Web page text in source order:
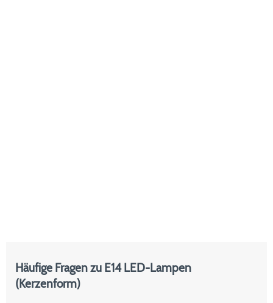
Häufige Fragen zu E14 LED-Lampen
(Kerzenform)